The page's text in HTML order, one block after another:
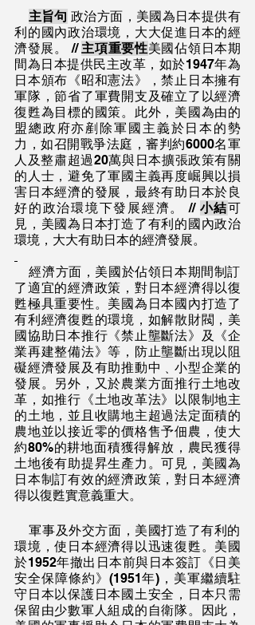
主旨句 政治方面，美國為日本提供有
利的國內政治環境，大大促進日本的經
濟發展。 // 主項重要性美國佔領日本期
間為日本提供民主改革，如於1947年為
日本頒布《昭和憲法》，禁止日本擁有
軍隊，節省了軍費開支及確立了以經濟
復甦為目標的國策。此外，美國為由的
盟總政府亦剷除軍國主義於日本的勢
力，如召開戰爭法庭，審判約6000名軍
人及整肅超過20萬與日本擴張政策有關
的人士，避免了軍國主義再度崛興以損
害日本經濟的發展，最終有助日本於良
好的政治環境下發展經濟。 // 小結可
見，美國為日本打造了有利的國內政治
環境，大大有助日本的經濟發展。
    經濟方面，美國於佔領日本期間制訂
了適宜的經濟政策，對日本經濟得以復
甦極具重要性。美國為日本國內打造了
有利經濟復甦的環境，如解散財閥，美
國協助日本推行《禁止壟斷法》及《企
業再建整備法》等，防止壟斷出現以阻
礙經濟發展及有助推動中﹑小型企業的
發展。另外，又於農業方面推行土地改
革，如推行《土地改革法》以限制地主
的土地，並且收購地主超過法定面積的
農地並以接近零的價格售予佃農，使大
約80%的耕地面積獲得解放，農民獲得
土地後有助提昇生產力。可見，美國為
日本制訂有效的經濟政策，對日本經濟
得以復甦實意義重大。
    軍事及外交方面，美國打造了有利的
環境，使日本經濟得以迅速復甦。美國
於1952年撤出日本前與日本簽訂《日美
安全保障條約》(1951年)，美軍繼續駐
守日本以保護日本國土安全，日本只需
保留由少數軍人組成的自衛隊。因此，